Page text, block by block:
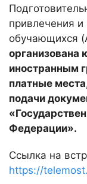
привлечения
обучающихся
организована
иностранным
платные
подачи
Федерации».
Ссылка на
https://